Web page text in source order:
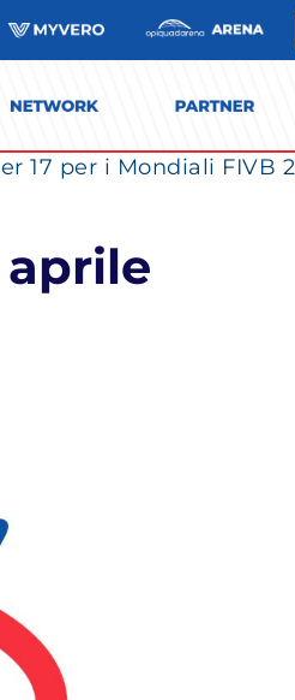
17 per i Mondiali FIVB
aprile